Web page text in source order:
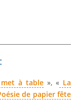
à table», «La
de papier fête